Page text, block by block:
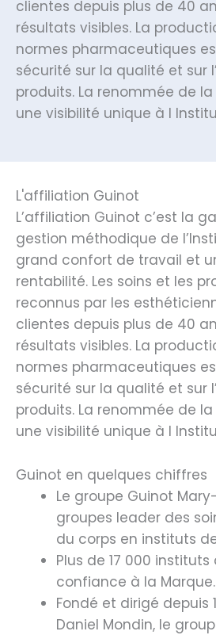
clientes depuis plus de 40
résultats visibles. La
normes pharmaceutiques
sécurité sur la qualité et sur
produits. La renommée de
une visibilité unique à l
L'affiliation Guinot
L’affiliation Guinot c’est la
gestion méthodique de
grand confort de travail et
rentabilité. Les soins et les
reconnus par les
clientes depuis plus de 40
résultats visibles. La
normes pharmaceutiques
sécurité sur la qualité et sur
produits. La renommée de
une visibilité unique à l
Guinot en quelques chiffres
Le groupe Guinot
groupes leader des
du corps en instituts
Plus de 17 000
confiance à la Marque.
Fondé et dirigé depuis
Daniel Mondin, le